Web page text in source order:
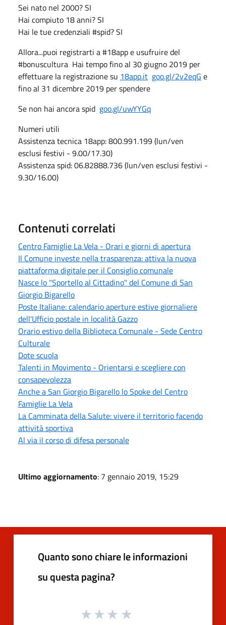
Sei nato nel 2000? SI
Hai compiuto 18 anni? SI
Hai le tue credenziali #spid? SI
Allora...puoi registrarti a #18app e usufruire del
#bonuscultura Hai tempo fino al 30 giugno 2019 per
effettuare la registrazione su 18app.it goo.gl/2v2eqG e
fino al 31 dicembre 2019 per spendere
Se non hai ancora spid goo.gl/uwYYGq
Numeri utili
Assistenza tecnica 18app: 800.991.199 (lun/ven
esclusi festivi - 9.00/17.30)
Assistenza spid: 06.82888.736 (lun/ven esclusi festivi -
9.30/16.00)
Contenuti correlati
Centro Famiglie La Vela - Orari e giorni di apertura
Il Comune investe nella trasparenza: attiva la nuova
piattaforma digitale per il Consiglio comunale
Nasce lo "Sportello al Cittadino" del Comune di San
Giorgio Bigarello
Poste Italiane: calendario aperture estive giornaliere
dell'Ufficio postale in località Gazzo
Orario estivo della Biblioteca Comunale - Sede Centro
Culturale
Dote scuola
Talenti in Movimento - Orientarsi e scegliere con
consapevolezza
Anche a San Giorgio Bigarello lo Spoke del Centro
Famiglie La Vela
La Camminata della Salute: vivere il territorio facendo
attività sportiva
Al via il corso di difesa personale
Ultimo aggiornamento: 7 gennaio 2019, 15:29
Quanto sono chiare le informazioni
su questa pagina?